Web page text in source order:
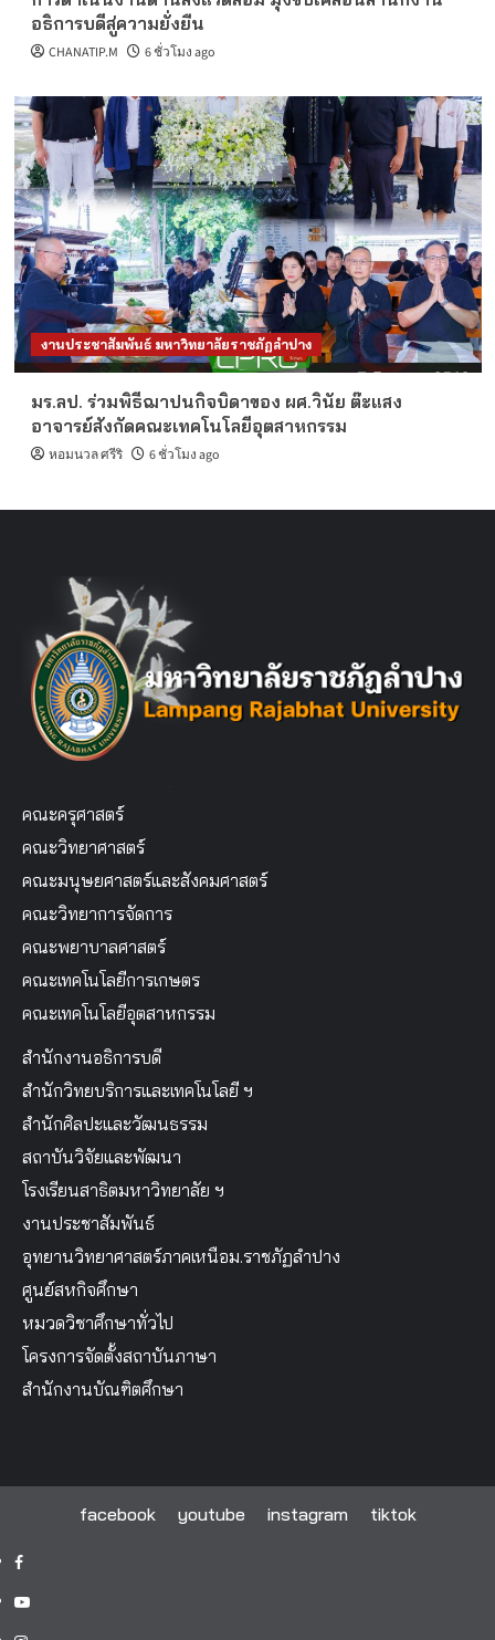
อธิการบดีสู่ความยั่งยืน
CHANATIP.M 6 ชั่วโมง ago
งานประชาสัมพันธ์ มหาวิทยาลัยราชภัฏลำปาง
มร.ลป. ร่วมพิธีฌาปนกิจบิดาของ ผศ.วินัย ต๊ะแสง
อาจารย์สังกัดคณะเทคโนโลยีอุตสาหกรรม
หอมนวล ศรีริ 6 ชั่วโมง ago
คณะครุศาสตร์
คณะวิทยาศาสตร์
คณะมนุษยศาสตร์และสังคมศาสตร์
คณะวิทยาการจัดการ
คณะพยาบาลศาสตร์
คณะเทคโนโลยีการเกษตร
คณะเทคโนโลยีอุตสาหกรรม
สำนักงานอธิการบดี
สำนักวิทยบริการและเทคโนโลยี ฯ
สำนักศิลปะและวัฒนธรรม
สถาบันวิจัยและพัฒนา
โรงเรียนสาธิตมหาวิทยาลัย ฯ
งานประชาสัมพันธ์
อุทยานวิทยาศาสตร์ภาคเหนือม.ราชภัฏลำปาง
ศูนย์สหกิจศึกษา
หมวดวิชาศึกษาทั่วไป
โครงการจัดตั้งสถาบันภาษา
สำนักงานบัณฑิตศึกษา
facebook youtube instagram tiktok
facebook
youtube